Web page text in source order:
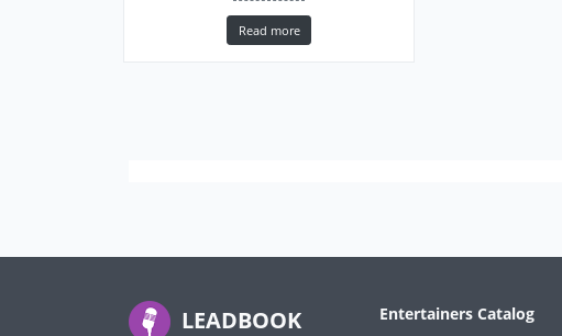
Read more
LEADBOOK
Entertainers Catalog